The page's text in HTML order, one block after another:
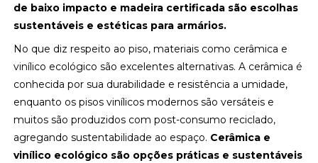
de baixo impacto e madeira certificada são escolhas
sustentáveis e estéticas para armários.
No que diz respeito ao piso, materiais como cerâmica e
vinílico ecológico são excelentes alternativas. A cerâmica é
conhecida por sua durabilidade e resistência a umidade,
enquanto os pisos vinílicos modernos são versáteis e
muitos são produzidos com post-consumo reciclado,
agregando sustentabilidade ao espaço. Cerâmica e
vinílico ecológico são opções práticas e sustentáveis